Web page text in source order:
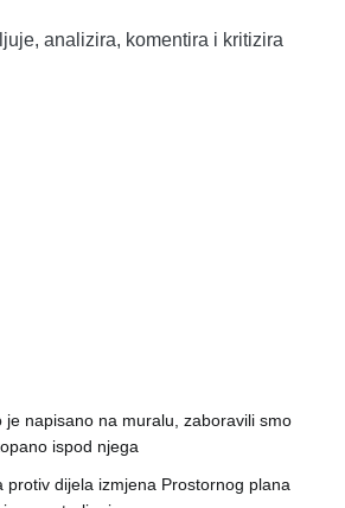
analizira, komentira i kritizira
je napisano na muralu, zaboravili smo
ispod njega
protiv dijela izmjena Prostornog plana